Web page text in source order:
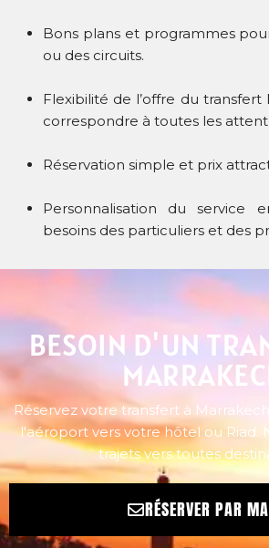
Bons plans et programmes
ou des circuits.
Flexibilité de l’offre du
correspondre à toutes les
Réservation simple et prix
Personnalisation du service
besoins des particuliers et des
BESOIN D'UN
Réservez votre transfert à
l'aéroport vers votre hôtel ou Riad.
trajets vers toutes
RÉSERVER PAR